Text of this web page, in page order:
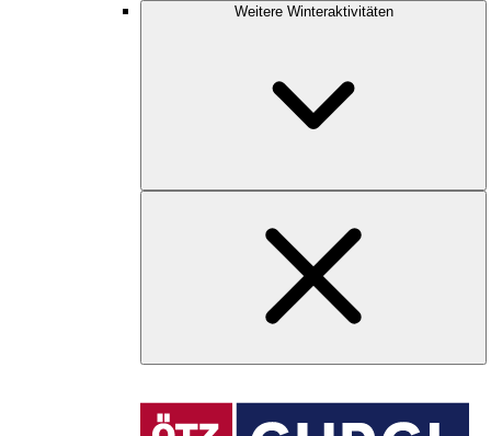
Weitere Winteraktivitäten